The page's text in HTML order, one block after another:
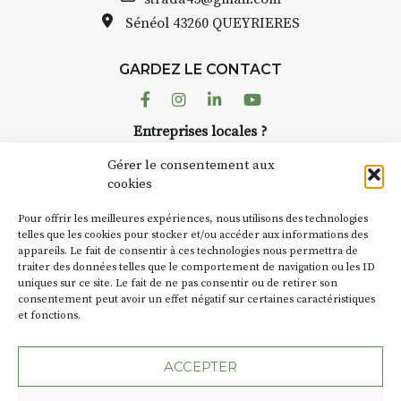
Gérer le consentement aux
cookies
Pour offrir les meilleures expériences, nous utilisons des technologies
telles que les cookies pour stocker et/ou accéder aux informations des
appareils. Le fait de consentir à ces technologies nous permettra de
traiter des données telles que le comportement de navigation ou les ID
uniques sur ce site. Le fait de ne pas consentir ou de retirer son
consentement peut avoir un effet négatif sur certaines caractéristiques
et fonctions.
ACCEPTER
pas une galerie permanente.
AuzonToujours organise
dans le village. Des artistes et
caves, les granges d’Auzon. Le
Fumoir est l’un de ces espaces
d’autres activités culturelles de
la Petite Cité de Caractère. Par
exemple, l’installationCochon
Charbons’inscrit comme en
« off » du festival d’Auzon 2026
SA D’où vient le nom :Fumoir?
BT C’est le terme employé dans
Sénéol 43260 QUEYRIERES
GARDEZ LE CONTACT
FacebookInstagram
LinkedinYoutube
Entreprises locales ?
Suivez toute l'actu de Strada